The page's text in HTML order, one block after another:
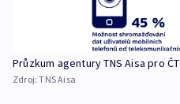
Průzkum agentury TNS Aisa pro ČT
Zdroj:TNS Aisa